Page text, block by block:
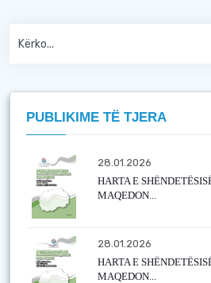
PUBLIKIME TË TJERA
28.01.2026
HARTA E
MAQEDON...
28.01.2026
HARTA E
MAQEDON...